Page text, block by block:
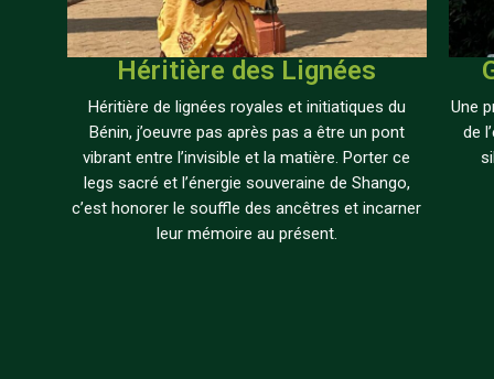
Héritière des Lignées
Héritière de lignées royales et initiatiques du
Bénin, j’oeuvre pas après pas a être un pont
vibrant entre l’invisible et la matière. Porter ce
legs sacré et l’énergie souveraine de Shango,
c’est honorer le souffle des ancêtres et incarner
leur mémoire au présent.
Une
de